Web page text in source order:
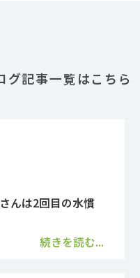
グ記事一覧はこちら
んは2回目の水慣
続きを読む...